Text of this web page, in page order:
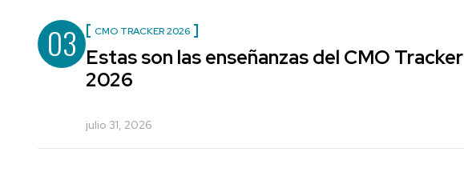
03 CMO TRACKER 2026
Estas son las enseñanzas del CMO Tracker
2026
julio 31, 2026